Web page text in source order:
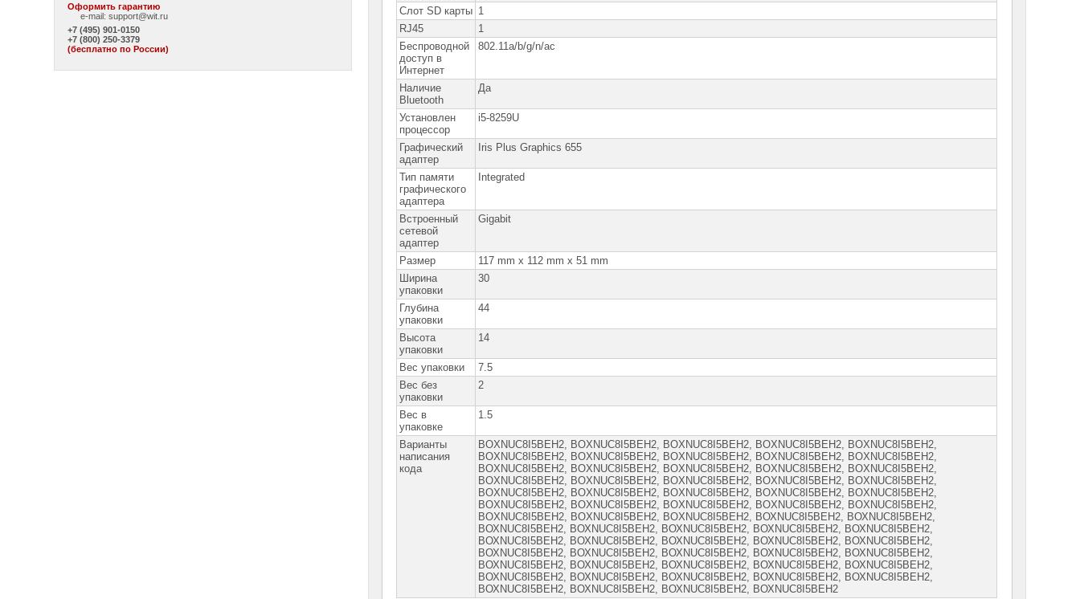
Оформить гарантию
e-mail:support@wit.ru
+7 (495) 901-0150
+7 (800) 250-3379
(бесплатно по России)
Слот SD карты 1
RJ45
1
Беспроводной
доступ в
Интернет
802.11a/b/g/n/ac
Наличие
Bluetooth
Да
Установлен
процессор
i5-8259U
Графический
адаптер
Iris Plus Graphics 655
Тип памяти
графического
адаптера
Integrated
Встроенный
сетевой
адаптер
Gigabit
Размер
117 mm x 112 mm x 51 mm
Ширина
упаковки
30
Глубина
упаковки
44
Высота
упаковки
14
Вес упаковки
7.5
Вес без
упаковки
2
Вес в
упаковке
1.5
Варианты
написания
кода
BOXNUC8I5BEH2, BOXNUC8I5BEH2, ВOXNUC8I5ВEH2, ВOXNUС8I5ВEH2, ВOXNUС8I5ВEH2,
ВOXNUС8I5ВЕH2, ВOXNUС8I5ВЕH2, ВOXNUС8I5ВЕH2, ВOXNUС8I5ВЕH2, ВOXNUС8I5ВЕН2,
ВOXNUС8I5ВЕН2, ВOXNUС8I5ВЕН2, ВOXNUС8I5ВЕН2, ВOXNUС8I5ВЕН2, ВOXNUС8I5ВЕН2,
ВOXNUС8I5ВЕН2, ВOXNUС8I5ВЕН2, ВОXNUС8I5ВЕН2, ВОXNUС8I5ВЕН2, ВОXNUС8I5ВЕН2,
ВОXNUС8I5ВЕН2, ВОXNUС8I5ВЕН2, ВОXNUС8I5ВЕН2, ВОXNUС8I5ВЕН2, ВОXNUС8I5ВЕН2,
ВОXNUС8I5ВЕН2, ВОXNUС8I5ВЕН2, ВОXNUС8I5ВЕН2, ВОXNUС8I5ВЕН2, ВОXNUС8I5ВЕН2,
ВОXNUС8I5ВЕН2, ВОXNUС8I5ВЕН2, ВОXNUС8I5ВЕН2, ВОХNUС8I5ВЕН2, ВОХNUС8I5ВЕН2,
ВОХNUС8I5ВЕН2, ВОХNUС8I5ВЕН2, ВОХNUС8I5ВЕН2, ВОХNUС8I5ВЕН2, ВОХNUС8I5ВЕН2,
ВОХNUС8I5ВЕН2, ВОХNUС8I5ВЕН2, ВОХNUС8I5ВЕН2, ВОХNUС8I5ВЕН2, ВОХNUС8I5ВЕН2,
ВОХNUС8I5ВЕН2, ВОХNUС8I5ВЕН2, ВОХNUС8I5ВЕН2, ВОХNUС8I5ВЕН2, ВОХNUС8I5ВЕН2,
ВОХNUС8I5ВЕН2, ВОХNUС8I5ВЕН2, ВОХNUС8I5ВЕН2, ВОХNUС8I5ВЕН2, ВОХNUС8I5ВЕН2,
ВОХNUС8I5ВЕН2, ВОХNUС8I5ВЕН2, ВОХNUС8I5ВЕН2, ВОХNUС8I5ВЕН2, ВОХNUС8I5ВЕН2,
ВОХNUС8I5ВЕН2, ВОХNUС8I5ВЕН2, ВОХNUС8I5ВЕН2, ВОХNUС8I5ВЕН2